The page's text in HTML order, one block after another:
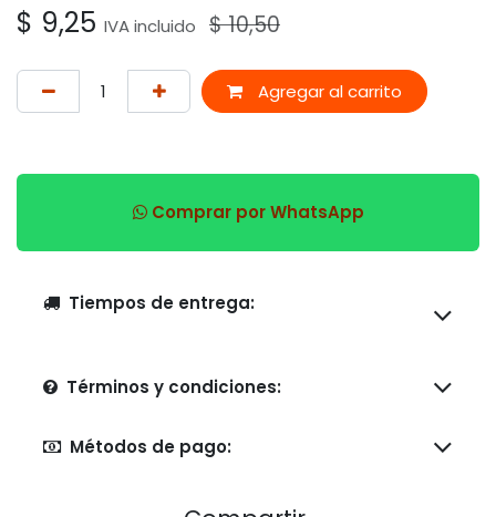
$ 9,25 IVA incluido $10,50
Agregar al carrito
Comprar por WhatsApp
Tiempos de entrega:
Términos y condiciones:
Métodos de pago: